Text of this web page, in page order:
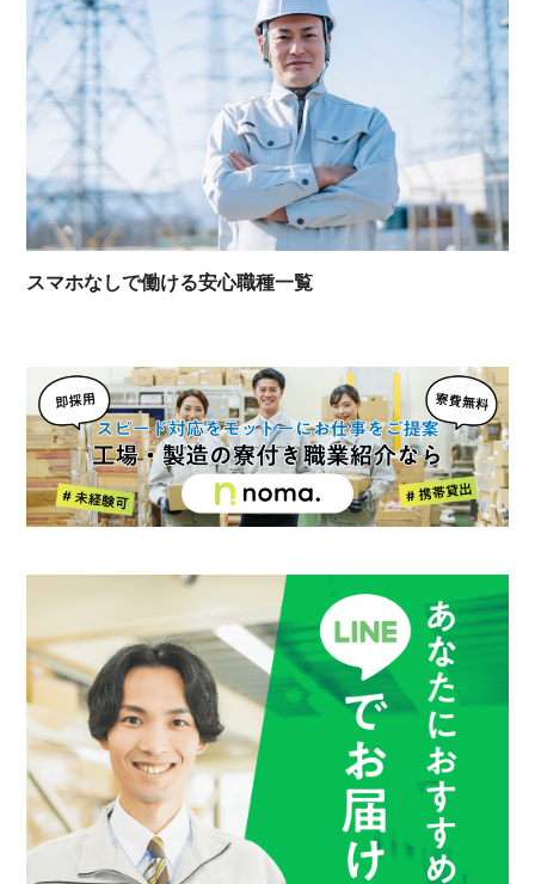
スマホなしで働ける安心職種一覧